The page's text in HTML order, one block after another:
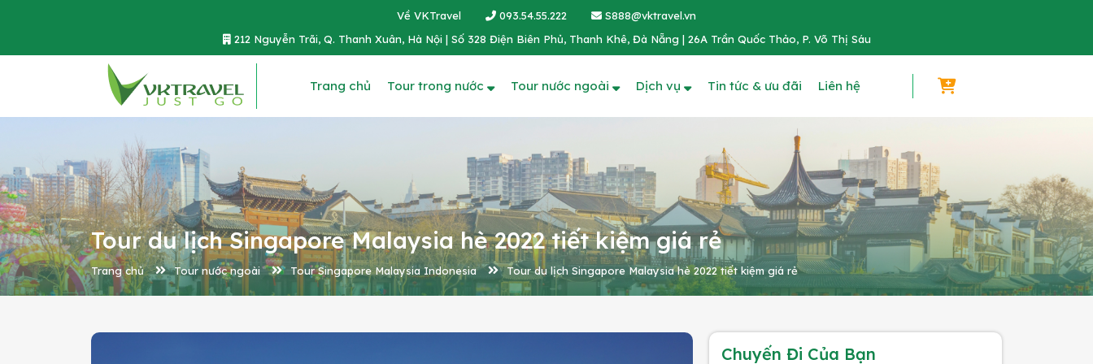
Về VKTravel 093.54.55.222
S888@vktravel.vn
212 Nguyễn Trãi, Q. Thanh Xuân, Hà Nội | Số 328 Điện Biên Phủ, Thanh Khê, Đà Nẵng | 26A Trần Quốc Thảo, P. Võ Thị Sáu
Trang chủ Tour trong nước Tour nước ngoài Dịch vụ Tin tức & ưu đãi Liên hệ
Tour du lịch Singapore Malaysia hè 2022 tiết kiệm giá rẻ
Trang chủ Tour nước ngoài Tour Singapore Malaysia Indonesia Tour du lịch Singapore Malaysia hè 2022 tiết kiệm giá rẻ
Chuyến Đi Của Bạn